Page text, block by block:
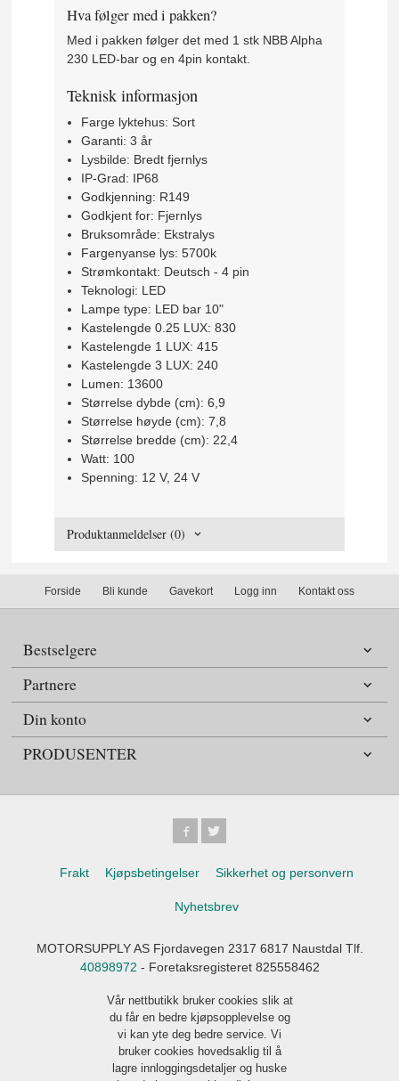
Hva følger med i pakken?
Med i pakken følger det med 1 stk NBB Alpha
230 LED-bar og en 4pin kontakt.
Teknisk informasjon
Farge lyktehus: Sort
Garanti: 3 år
Lysbilde: Bredt fjernlys
IP-Grad: IP68
Godkjenning: R149
Godkjent for: Fjernlys
Bruksområde: Ekstralys
Fargenyanse lys: 5700k
Strømkontakt: Deutsch - 4 pin
Teknologi: LED
Lampe type: LED bar 10"
Kastelengde 0.25 LUX: 830
Kastelengde 1 LUX: 415
Kastelengde 3 LUX: 240
Lumen: 13600
Størrelse dybde (cm): 6,9
Størrelse høyde (cm): 7,8
Størrelse bredde (cm): 22,4
Watt: 100
Spenning: 12 V, 24 V
Produktanmeldelser (0)
Forside Bli kunde Gavekort Logg inn Kontakt oss
Bestselgere
Partnere
Din konto
PRODUSENTER
Frakt Kjøpsbetingelser Sikkerhet og personvern
Nyhetsbrev
MOTORSUPPLY AS Fjordavegen 2317 6817 Naustdal Tlf.
40898972 - Foretaksregisteret 825558462
Vår nettbutikk bruker cookies slik at
du får en bedre kjøpsopplevelse og
vi kan yte deg bedre service. Vi
bruker cookies hovedsaklig til å
lagre innloggingsdetaljer og huske